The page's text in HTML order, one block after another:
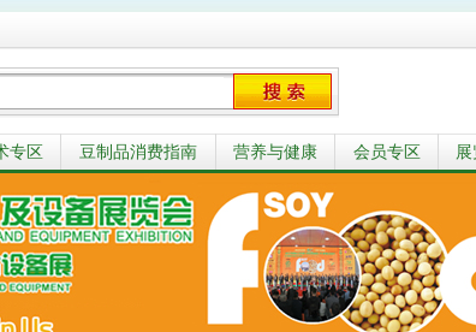
专区 豆制品消费指南 营养与健康 会员专区